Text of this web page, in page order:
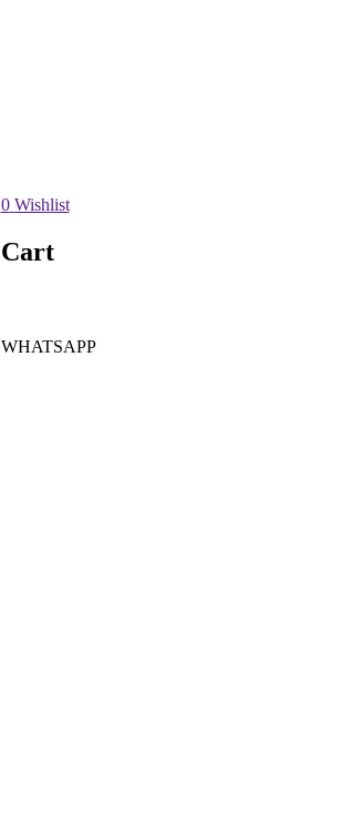
0 Wishlist
Cart
WHATSAPP